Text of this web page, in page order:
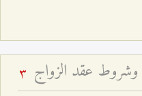
وشروط عقد الزواج 3